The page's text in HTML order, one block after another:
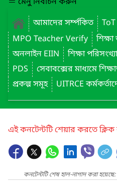
আমাদের সর্ম্পকিত
MPO Teacher Verify
অনলাইন EIIN
শিক্ষা
PDS
সেবাবক্সের মাধ্যমে
প্রকল্প সমূহ
UITRCE
এই কনটেন্টটি শেয়ার করতে
কনটেন্টটি শেষ হাল-নাগাদ করা